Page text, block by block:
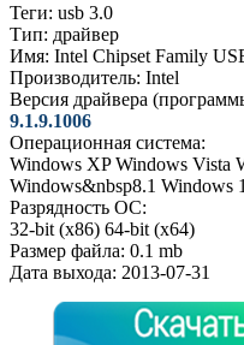
Теги: usb 3.0
Тип: драйвер
Имя: Intel Chipset Family
Производитель: Intel
Версия драйвера
9.1.9.1006
Операционная система:
Windows XP Windows Vista
Windows&nbsp8.1 Windows
Разрядность ОС:
32-bit (x86) 64-bit (x64)
Размер файла: 0.1 mb
Дата выхода: 2013-07-31